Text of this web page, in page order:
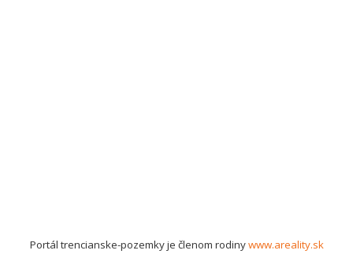
Portál trencianske-pozemky je členom rodinywww.areality.sk